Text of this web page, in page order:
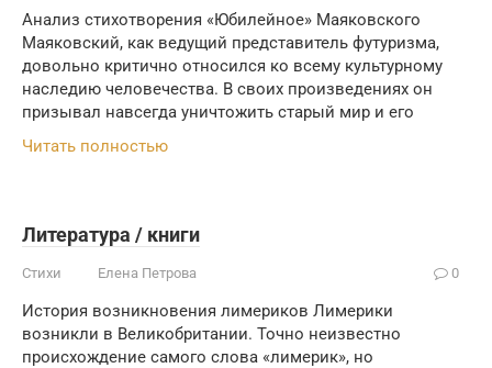
Анализ стихотворения «Юбилейное» Маяковского
Маяковский, как ведущий представитель футуризма,
довольно критично относился ко всему культурному
наследию человечества. В своих произведениях он
призывал навсегда уничтожить старый мир и его
Читать полностью
Литература / книги
Стихи Елена Петрова 0
История возникновения лимериков Лимерики
возникли в Великобритании. Точно неизвестно
происхождение самого слова «лимерик», но